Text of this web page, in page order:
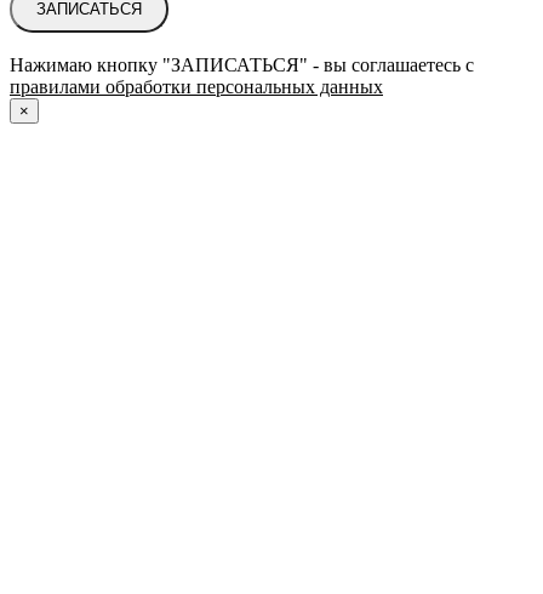
ЗАПИСАТЬСЯ
Нажимаю кнопку "ЗАПИСАТЬСЯ" - вы соглашаетесь с
правилами обработки персональных данных
×